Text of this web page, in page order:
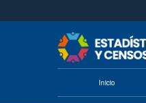
Inicio